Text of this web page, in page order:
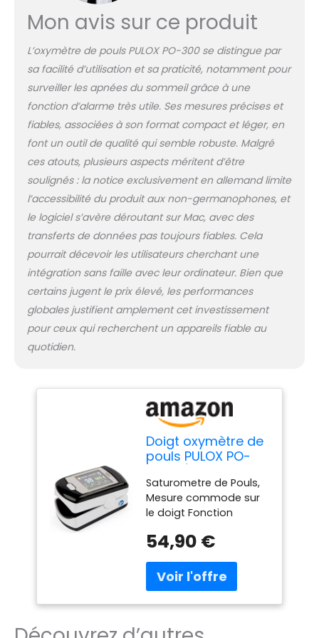
Mon avis sur ce produit
L’oxymètre de pouls PULOX PO-300 se distingue par
sa facilité d’utilisation et sa praticité, notamment pour
surveiller les apnées du sommeil grâce à une
fonction d’alarme très utile. Ses mesures précises et
fiables, associées à son format compact et léger, en
font un outil de qualité qui semble robuste. Malgré
ces atouts, plusieurs aspects méritent d’être
soulignés : la notice exclusivement en allemand limite
l’accessibilité du produit aux non-germanophones, et
le logiciel s’avère déroutant sur Mac, avec des
transferts de données pas toujours fiables. Cela
pourrait décevoir les utilisateurs cherchant une
intégration sans faille avec leur ordinateur. Bien que
certains jugent le prix élevé, les performances
globales justifient amplement cet investissement
pour ceux qui recherchent un appareils fiable au
quotidien.
Doigt oxymètre de
pouls PULOX PO-
couleur LCD,
alarme, signal
d'impulsion,
batterie Li-ion * y
compris lanière,
CD du logiciel,
câble de
chargement USB,
adaptateur
Saturometre de Pouls,
Mesure commode sur
le doigt Fonction
valeurs limites
réglables Mémoire
interne enregistre de
jusqu'à 24 heures
USB Facile utilisation et
54,90 €